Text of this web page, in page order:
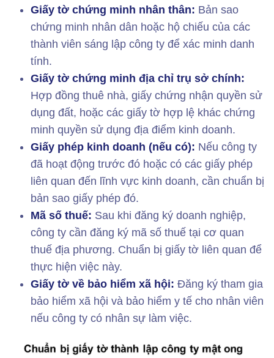
Giấy tờ chứng minh nhân thân: Bản sao
chứng minh nhân dân hoặc hộ chiếu của các
thành viên sáng lập công ty để xác minh danh
tính.
Giấy tờ chứng minh địa chỉ trụ sở chính:
Hợp đồng thuê nhà, giấy chứng nhận quyền sử
dụng đất, hoặc các giấy tờ hợp lệ khác chứng
minh quyền sử dụng địa điểm kinh doanh.
Giấy phép kinh doanh (nếu có): Nếu công ty
đã hoạt động trước đó hoặc có các giấy phép
liên quan đến lĩnh vực kinh doanh, cần chuẩn bị
bản sao giấy phép đó.
Mã số thuế: Sau khi đăng ký doanh nghiệp,
công ty cần đăng ký mã số thuế tại cơ quan
thuế địa phương. Chuẩn bị giấy tờ liên quan để
thực hiện việc này.
Giấy tờ về bảo hiểm xã hội: Đăng ký tham gia
bảo hiểm xã hội và bảo hiểm y tế cho nhân viên
nếu công ty có nhân sự làm việc.